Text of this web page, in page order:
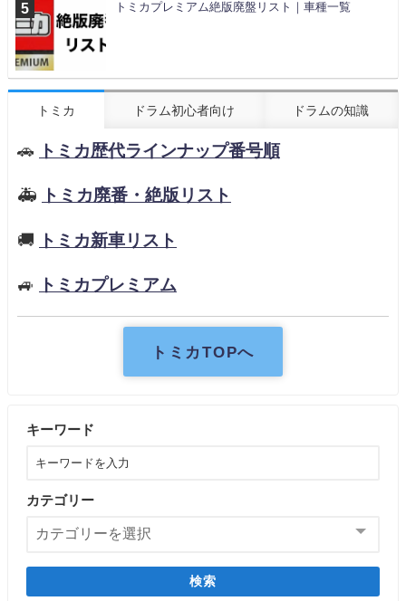
トミカプレミアム絶版廃盤リスト｜車種一覧
トミカ ドラム初心者向け ドラムの知識
🚗 トミカ歴代ラインナップ番号順
🚑 トミカ廃番・絶版リスト
🚚 トミカ新車リスト
🚙 トミカプレミアム
トミカTOPへ
キーワード
カテゴリー
検索